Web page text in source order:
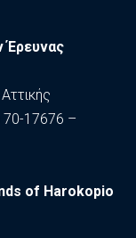
Έρευνας
70-17676 –
of Harokopio